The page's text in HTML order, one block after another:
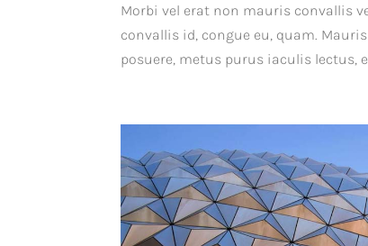
Morbi vel erat non mauris convallis
convallis id, congue eu, quam.
posuere, metus purus iaculis lectus,